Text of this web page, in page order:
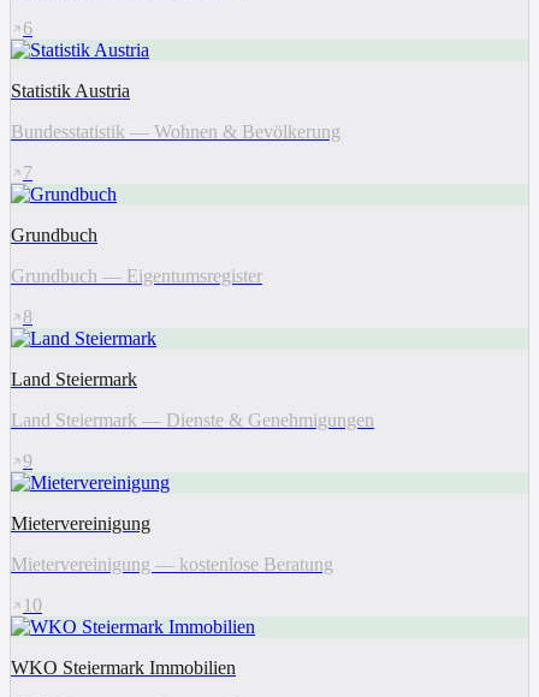
6
Statistik Austria
Bundesstatistik — Wohnen & Bevölkerung
7
Grundbuch
Grundbuch — Eigentumsregister
8
Land Steiermark
Land Steiermark — Dienste & Genehmigungen
9
Mietervereinigung
Mietervereinigung — kostenlose Beratung
10
WKO Steiermark Immobilien